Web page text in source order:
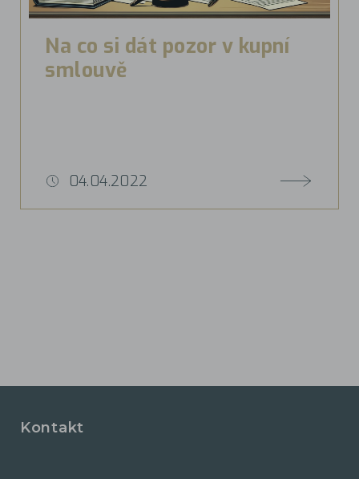
Na co si dát pozor v kupní
smlouvě
04.04.2022
Kontakt